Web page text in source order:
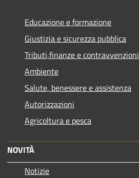
Educazione e formazione
Giustizia e sicurezza pubblica
Tributi,finanze e contravvenzioni
Ambiente
Salute, benessere e assistenza
Autorizzazioni
Agricoltura e pesca
NOVITÀ
Notizie